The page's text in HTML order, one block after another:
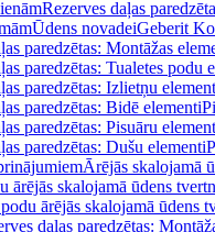
Rezerves daļas
Ūdens novadeiGeberit
paredzētas: Montāžas
paredzētas: Tualetes podu
paredzētas: Izlietņu
paredzētas: Bidē elementi
paredzētas: Pisuāru
paredzētas: Dušu elementi
Ārējās skalojamā
ārējās skalojamā ūdens
ārējās skalojamā ūdens
daļas paredzētas: